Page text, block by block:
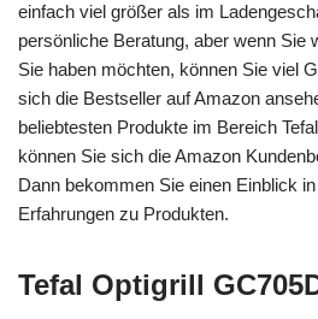
einfach viel größer als im
persönliche Beratung, aber wenn Sie
Sie haben möchten, können Sie viel
sich die Bestseller auf Amazon
beliebtesten Produkte im Bereich
können Sie sich die Amazon
Dann bekommen Sie einen Einblick
Erfahrungen zu Produkten.
Tefal Optigrill